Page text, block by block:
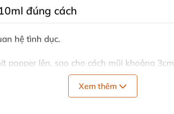
đúng cách
hệ tình dục.
popper lên, sao cho cách mũi khoảng 3cm
. Sau đó nín thở khoảng 2s
Xem thêm